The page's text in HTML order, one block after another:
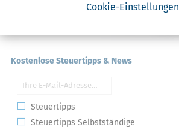
Cookie-Einstellungen
Kostenlose Steuertipps & News
Steuertipps
Steuertipps Selbstständige